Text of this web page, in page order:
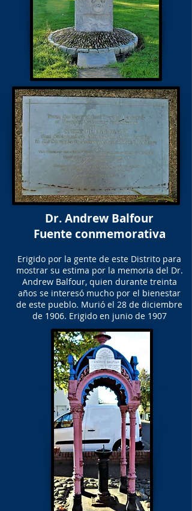
Dr. Andrew Balfour
Fuente conmemorativa
Erigido por la gente de este Distrito para
mostrar su estima por la memoria del Dr.
Andrew Balfour, quien durante treinta
años se interesó mucho por el bienestar
de este pueblo. Murió el 28 de diciembre
de 1906. Erigido en junio de 1907